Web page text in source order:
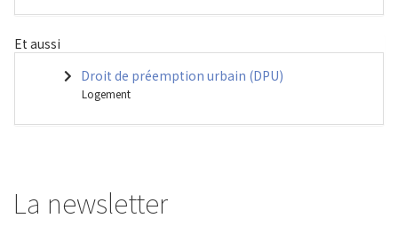
Et aussi
Droit de préemption urbain (DPU)
Logement
La newsletter